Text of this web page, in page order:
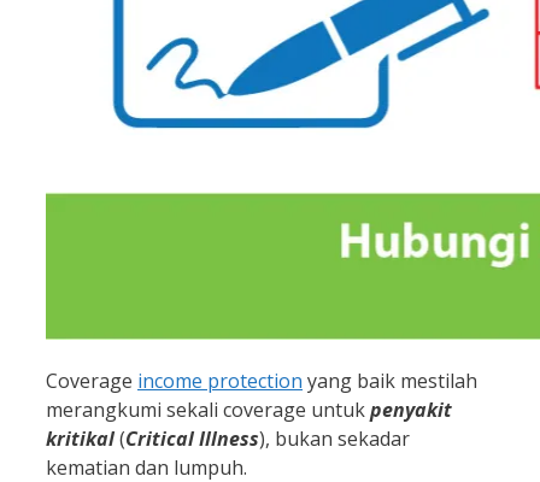
Coverage income protection yang baik mestilah
merangkumi sekali coverage untukpenyakit
kritikal(Critical Illness), bukan sekadar
kematian dan lumpuh.